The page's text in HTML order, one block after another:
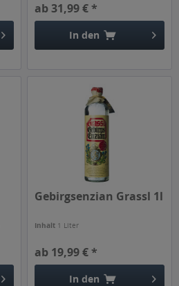
ab 31,99 € *
In den
Gebirgsenzian Grassl 1l
Inhalt 1 Liter
ab 19,99 € *
In den